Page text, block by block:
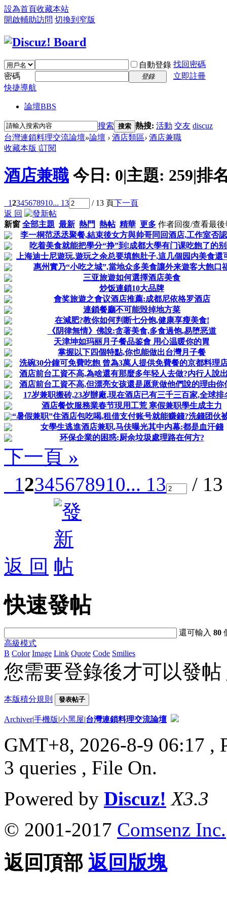
設為首頁收藏本站
開啟輔助訪問 切換到窄版
自動登錄 找回密碼
密碼
登錄
立即註冊
快捷導航
論壇BBS
搜索 搜索 熱搜: 活動 交友 discuz
台灣連鎖料理交流論壇»論壇 › 酒店類區› 酒店兼職
收藏本版 |訂閱
酒店兼職 今日: 0|主題: 259|排
12345678910... 13 / 13 頁下一頁
返 回
新窗 全部主題 最新 熱門 熱帖 精華 更多 作者回復/查看最後
李一桐范丞丞聚餐,結束後女方與帅哥同回酒店,工作室否
吃着美食就能把學分“挣”到!成都大學有门课吃飽了的
上海迪士尼遊玩,遊玩之余总要填飽肚子,這几個园内美食還
惠州實乃“小吃之城”,當地众多美食讓外来遊客大飽口
三亚旅遊如何選擇酒店美食
炒饭連鎖10大品牌
會奖旅遊之會议酒店推薦:成都尼依格罗酒店
連鎖餐廳不可能毁掉地方菜
在減肥?教你如何判断七分饱,健康享瘦美食!
《阴律無情》佛說:贪著美食,多食過饱,易堕恶道
天津坤如玛丽月子餐品鉴會 用心温暖你的胃
掌握以下四個特點,你也能做出台灣月子餐
洗碗30分鐘可免費吃飽 曾為3萬人提供免費餐的京都料理
酒店前台工資不高,為啥還有那麼多年轻人去做?内行人說
酒店前台工資不高,但漂亮女孩還是愿意做他們說的理由你
17岁兼职搬砖,23岁辦廠,現在酒店已有三千三百家,全球排
酒店餐饮服務業春节現用工荒 寒假兼职學生成主力
“暑假兼职”住酒店包吃喝,租借支付账号就能赚錢?洗錢团伙
女學生逃進酒店兼职,马伕曝光其中内幕:都是血汗錢
环保企業的困惑:厨余垃圾處理路在何方?
下一頁 »
12345678910... 13 /
返 回
快速發帖
還可輸入80
高級模式
B Color Image Link Quote Code Smilies
您需要登錄後才可以發帖
本版積分規則 發表帖子
Archiver|手機版|小黑屋|台灣連鎖料理交流論壇
GMT+8, 2026-8-9 06:17 ,
3 queries , File On.
Powered by Discuz! X3.3
© 2001-2017 Comsenz Inc.
返回頂部 返回版塊